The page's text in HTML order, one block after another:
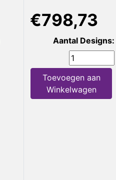
€798,73
Aantal Designs:
Toevoegen aan
Winkelwagen